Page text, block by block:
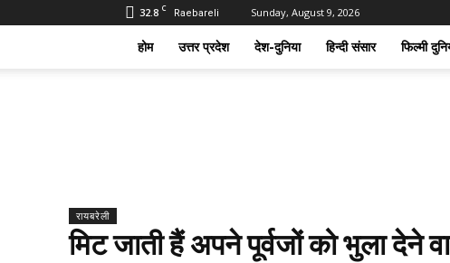
32.8 C Raebareli Sunday, August 9, 2026
होम उत्तर प्रदेश देश-दुनिया हिन्दी संसार फिल्मी
रायबरेली
मिट जाती हैं अपने पूर्वजों को भुला देने